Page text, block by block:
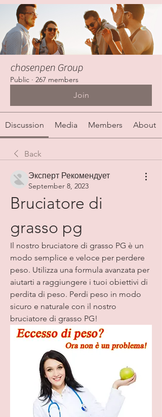
chosenpen Group
Public · 267 members
Join
Discussion Media Members About
Back
Эксперт Рекомендует
September 8, 2023
Bruciatore di
grasso pg
Il nostro bruciatore di grasso PG è un
modo semplice e veloce per perdere
peso. Utilizza una formula avanzata per
aiutarti a raggiungere i tuoi obiettivi di
perdita di peso. Perdi peso in modo
sicuro e naturale con il nostro
bruciatore di grasso PG!